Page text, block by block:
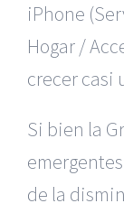
iPhone
Hogar /
crecer casi
Si bien la
de la